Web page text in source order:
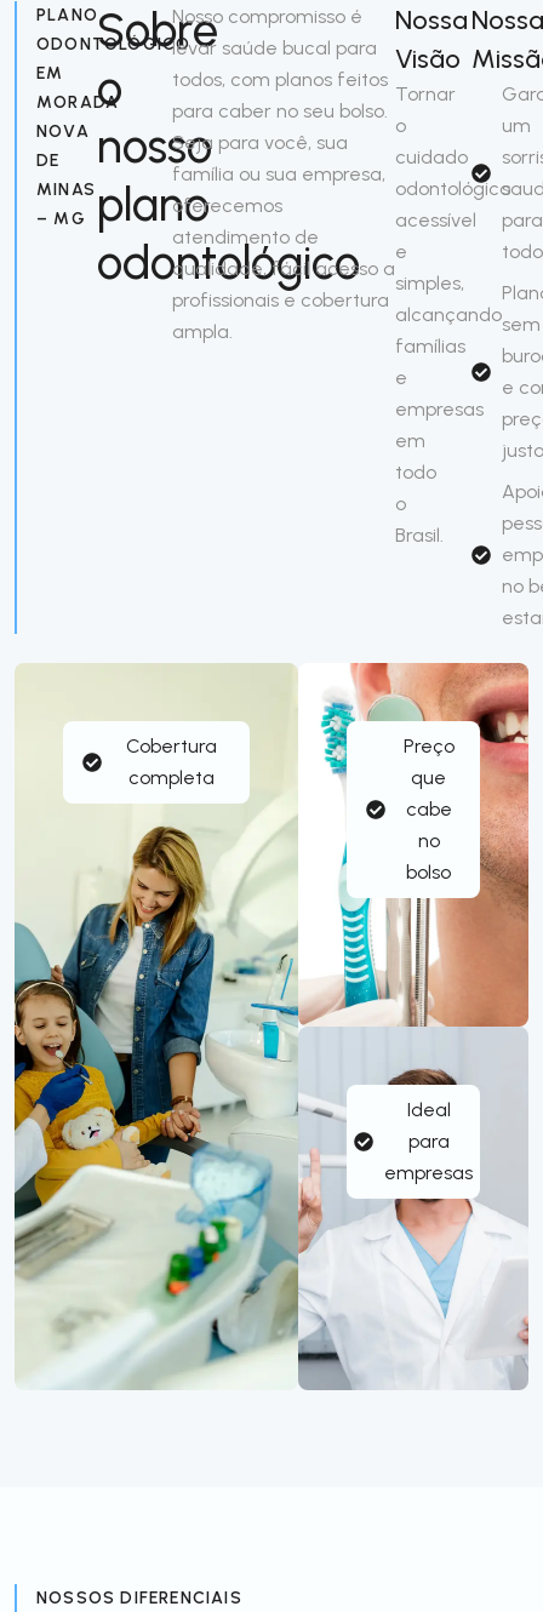
Cobertura
completa
Preço
que
cabe
no
bolso
Ideal
para
empresas
PLANO
ODONTOLÓGICO
EM
MORADA
NOVA
DE
MINAS
– MG
Sobre
o
nosso
plano
odontológico
Nosso compromisso é
levar saúde bucal para
todos, com planos feitos
para caber no seu bolso.
Seja para você, sua
família ou sua empresa,
oferecemos
atendimento de
qualidade, fácil acesso a
profissionais e cobertura
ampla.
Nossa
Visão
Tornar
o
cuidado
odontológico
acessível
e
simples,
alcançando
famílias
e
empresas
em
todo
o
Brasil.
um
para
sem
e
no
NOSSOS DIFERENCIAIS